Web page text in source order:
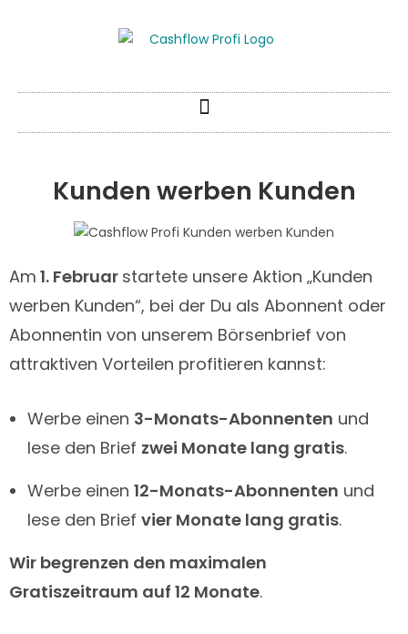
Kunden werben Kunden
Am 1. Februar startete unsere Aktion „Kunden
werben Kunden“, bei der Du als Abonnent oder
Abonnentin von unserem Börsenbrief von
attraktiven Vorteilen profitieren kannst:
Werbe einen 3-Monats-Abonnenten und
lese den Brief zwei Monate lang gratis.
Werbe einen 12-Monats-Abonnenten und
lese den Brief vier Monate lang gratis.
Wir begrenzen den maximalen
Gratiszeitraum auf 12 Monate.